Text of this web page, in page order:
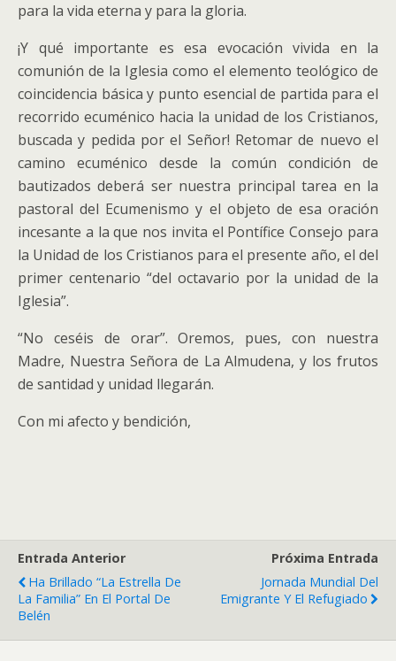
para la vida eterna y para la gloria.
¡Y qué importante es esa evocación vivida en la
comunión de la Iglesia como el elemento teológico de
coincidencia básica y punto esencial de partida para el
recorrido ecuménico hacia la unidad de los Cristianos,
buscada y pedida por el Señor! Retomar de nuevo el
camino ecuménico desde la común condición de
bautizados deberá ser nuestra principal tarea en la
pastoral del Ecumenismo y el objeto de esa oración
incesante a la que nos invita el Pontífice Consejo para
la Unidad de los Cristianos para el presente año, el del
primer centenario “del octavario por la unidad de la
Iglesia”.
“No ceséis de orar”. Oremos, pues, con nuestra
Madre, Nuestra Señora de La Almudena, y los frutos
de santidad y unidad llegarán.
Con mi afecto y bendición,
Entrada Anterior
Ha Brillado “La Estrella De
La Familia” En El Portal De
Belén
Próxima Entrada
Jornada Mundial Del
Emigrante Y El Refugiado